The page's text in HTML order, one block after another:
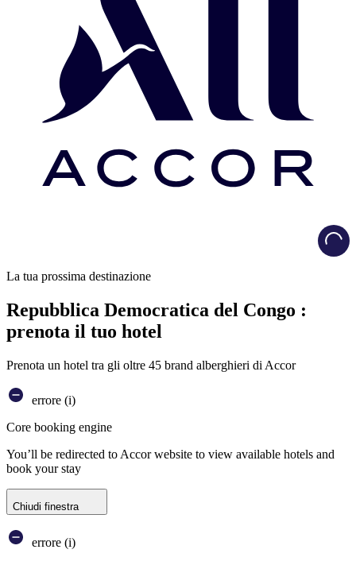
La tua prossima destinazione
Repubblica Democratica del Congo :
prenota il tuo hotel
Prenota un hotel tra gli oltre 45 brand alberghieri di Accor
errore (i)
Core booking engine
You’ll be redirected to Accor website to view available hotels and
book your stay
Chiudi finestra
errore (i)